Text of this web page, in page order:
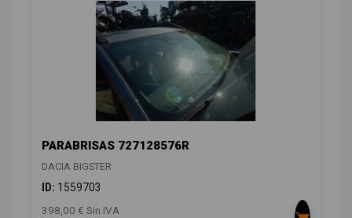
PARABRISAS 727128576R
DACIA BIGSTER
ID: 1559703
398,00 € Sin IVA